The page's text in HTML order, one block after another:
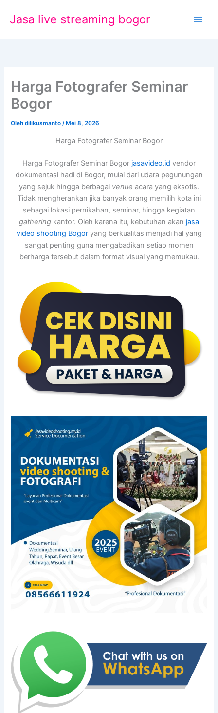
Jasa live streaming bogor
Harga Fotografer Seminar
Bogor
Olehdilikusmanto/ Mei 8, 2026
Harga Fotografer Seminar Bogor
Harga Fotografer Seminar Bogor jasavideo.id vendor
dokumentasi hadi di Bogor, mulai dari udara pegunungan
yang sejuk hingga berbagai venue acara yang eksotis.
Tidak mengherankan jika banyak orang memilih kota ini
sebagai lokasi pernikahan, seminar, hingga kegiatan
gathering kantor. Oleh karena itu, kebutuhan akan jasa
video shooting Bogoryang berkualitas menjadi hal yang
sangat penting guna mengabadikan setiap momen
berharga tersebut dalam format visual yang memukau.